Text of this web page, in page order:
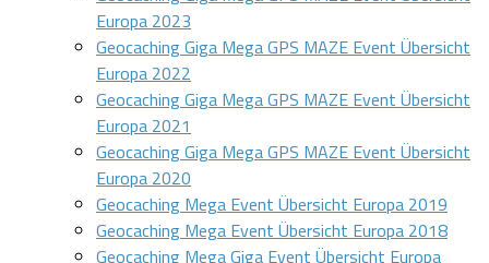
Europa 2023
Geocaching Giga Mega GPS MAZE Event Übersicht
Europa 2022
Geocaching Giga Mega GPS MAZE Event Übersicht
Europa 2021
Geocaching Giga Mega GPS MAZE Event Übersicht
Europa 2020
Geocaching Mega Event Übersicht Europa 2019
Geocaching Mega Event Übersicht Europa 2018
Geocaching Mega Giga Event Übersicht Europa